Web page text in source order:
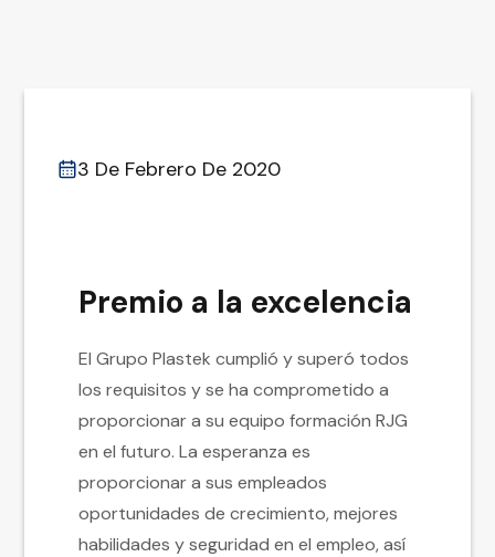
3 De Febrero De 2020
Premio a la excelencia
El Grupo Plastek cumplió y superó todos
los requisitos y se ha comprometido a
proporcionar a su equipo formación RJG
en el futuro. La esperanza es
proporcionar a sus empleados
oportunidades de crecimiento, mejores
habilidades y seguridad en el empleo, así